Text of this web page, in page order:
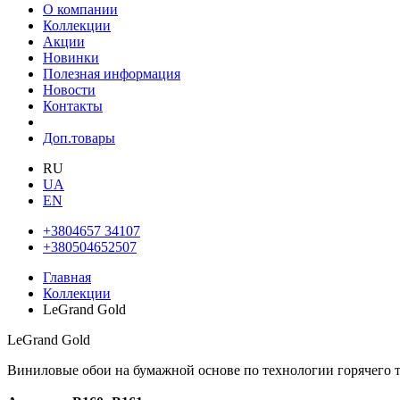
О компании
Коллекции
Акции
Новинки
Полезная информация
Новости
Контакты
Доп.товары
RU
UA
EN
+3804657 34107
+380504652507
Главная
Коллекции
LeGrand Gold
LeGrand Gold
Виниловые обои на бумажной основе по технологии горячего